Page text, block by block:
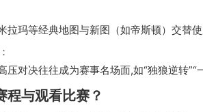
拉玛等经典地图与新图（如帝斯顿）交替使
压对决往往成为赛事名场面,如“独狼逆转”“
程与观看比赛？